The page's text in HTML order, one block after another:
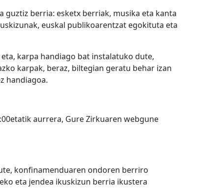
guztiz berria: esketx berriak, musika eta kanta
euskal publikoarentzat egokituta eta
karpa handiago bat instalatuko dute,
karpak, beraz, biltegian geratu behar izan
handiagoa.
aurrera, Gure Zirkuaren webgune
konfinamenduaren ondoren berriro
eta jendea ikuskizun berria ikustera